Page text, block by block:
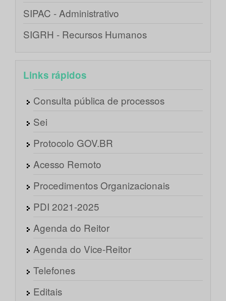
SIPAC - Administrativo
SIGRH - Recursos Humanos
Links rápidos
Consulta pública de processos
Sei
Protocolo GOV.BR
Acesso Remoto
Procedimentos Organizacionais
PDI 2021-2025
Agenda do Reitor
Agenda do Vice-Reitor
Telefones
Editais